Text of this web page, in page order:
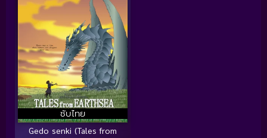
ซับไทย
Gedo senki (Tales from